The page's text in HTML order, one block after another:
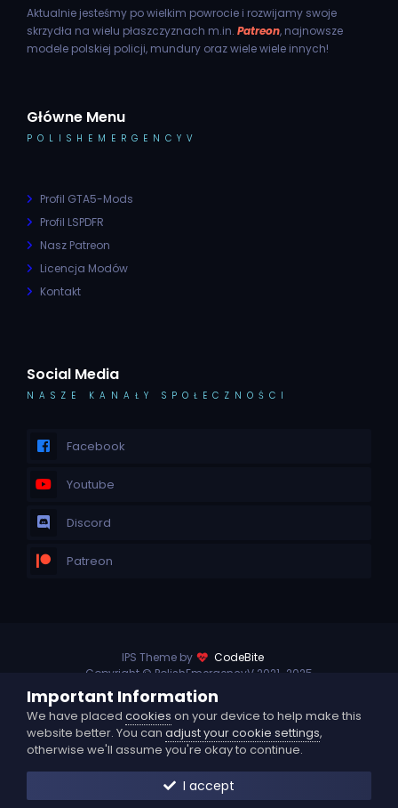
Aktualnie jesteśmy po wielkim powrocie i rozwijamy swoje
skrzydła na wielu płaszczyznach m.in. Patreon, najnowsze
modele polskiej policji, mundury oraz wiele wiele innych!
Główne Menu
POLISHEMERGENCYV
Profil GTA5-Mods
Profil LSPDFR
Nasz Patreon
Licencja Modów
Kontakt
Social Media
NASZE KANAŁY SPOŁECZNOŚCI
Facebook
Youtube
Discord
Patreon
IPS Theme by
CodeBite
Copyright © PolishEmergencyV 2021-2025
Powered by Invision Community
Privacy Policy
Contact Us
Important Information
We have placed cookies on your device to help make this
website better. You can adjust your cookie settings,
otherwise we'll assume you're okay to continue.
I accept